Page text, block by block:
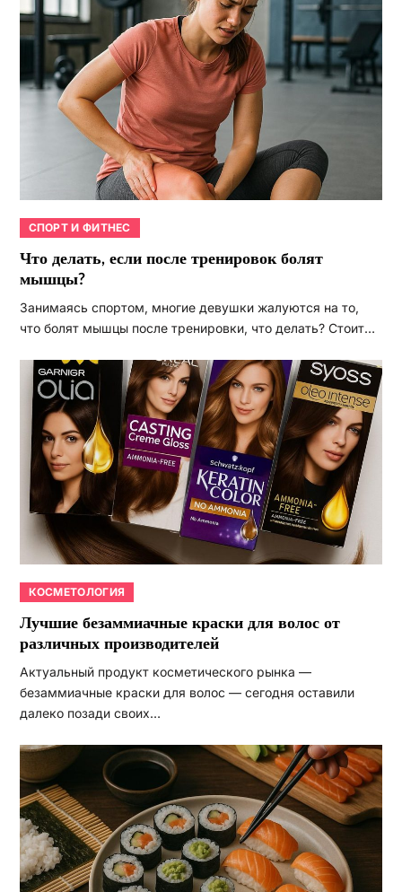
СПОРТ И ФИТНЕС
Что делать, если после тренировок болят
мышцы?
Занимаясь спортом, многие девушки жалуются на то,
что болят мышцы после тренировки, что делать? Стоит…
КОСМЕТОЛОГИЯ
Лучшие безаммиачные краски для волос от
различных производителей
Актуальный продукт косметического рынка —
безаммиачные краски для волос — сегодня оставили
далеко позади своих…